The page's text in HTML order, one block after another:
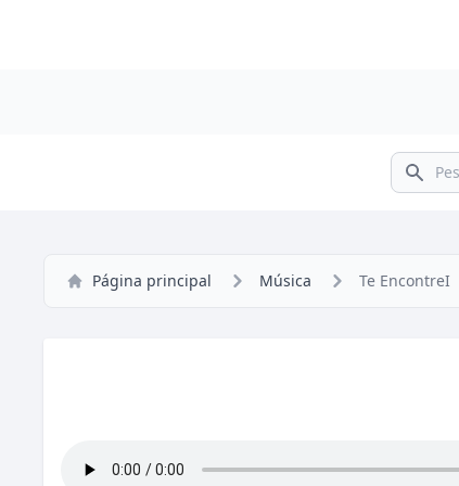
Pesquisar
Página principal Música Te EncontreI